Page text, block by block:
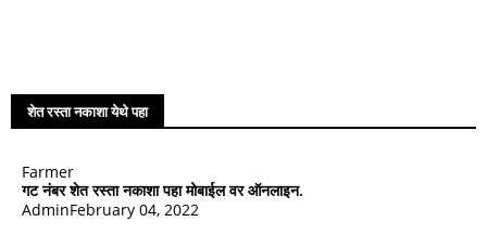
शेत रस्ता नकाशा येथे पहा
Farmer
गट नंबर शेत रस्ता नकाशा पहा मोबाईल वर ऑनलाइन.
AdminFebruary 04, 2022